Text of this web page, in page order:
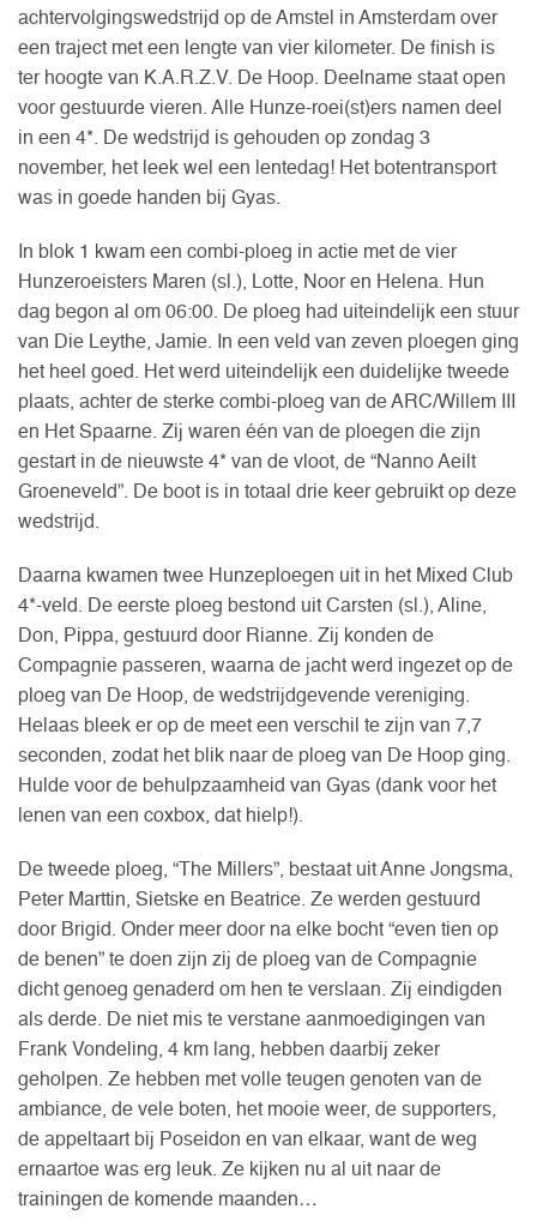
achtervolgingswedstrijd op de Amstel in Amsterdam over
een traject met een lengte van vier kilometer. De finish is
ter hoogte van K.A.R.Z.V. De Hoop. Deelname staat open
voor gestuurde vieren. Alle Hunze-roei(st)ers namen deel
in een 4*. De wedstrijd is gehouden op zondag 3
november, het leek wel een lentedag! Het botentransport
was in goede handen bij Gyas.
In blok 1 kwam een combi-ploeg in actie met de vier
Hunzeroeisters Maren (sl.), Lotte, Noor en Helena. Hun
dag begon al om 06:00. De ploeg had uiteindelijk een stuur
van Die Leythe, Jamie. In een veld van zeven ploegen ging
het heel goed. Het werd uiteindelijk een duidelijke tweede
plaats, achter de sterke combi-ploeg van de ARC/Willem III
en Het Spaarne. Zij waren één van de ploegen die zijn
gestart in de nieuwste 4* van de vloot, de “Nanno Aeilt
Groeneveld”. De boot is in totaal drie keer gebruikt op deze
wedstrijd.
Daarna kwamen twee Hunzeploegen uit in het Mixed Club
4*-veld. De eerste ploeg bestond uit Carsten (sl.), Aline,
Don, Pippa, gestuurd door Rianne. Zij konden de
Compagnie passeren, waarna de jacht werd ingezet op de
ploeg van De Hoop, de wedstrijdgevende vereniging.
Helaas bleek er op de meet een verschil te zijn van 7,7
seconden, zodat het blik naar de ploeg van De Hoop ging.
Hulde voor de behulpzaamheid van Gyas (dank voor het
lenen van een coxbox, dat hielp!).
De tweede ploeg, “The Millers”, bestaat uit Anne Jongsma,
Peter Marttin, Sietske en Beatrice. Ze werden gestuurd
door Brigid. Onder meer door na elke bocht “even tien op
de benen” te doen zijn zij de ploeg van de Compagnie
dicht genoeg genaderd om hen te verslaan. Zij eindigden
als derde. De niet mis te verstane aanmoedigingen van
Frank Vondeling, 4 km lang, hebben daarbij zeker
geholpen. Ze hebben met volle teugen genoten van de
ambiance, de vele boten, het mooie weer, de supporters,
de appeltaart bij Poseidon en van elkaar, want de weg
ernaartoe was erg leuk. Ze kijken nu al uit naar de
trainingen de komende maanden…